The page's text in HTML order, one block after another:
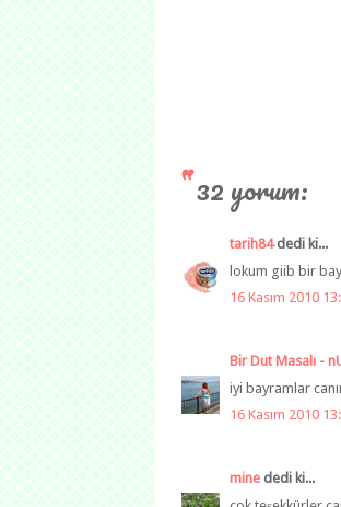
32 yorum:
tarih84dedi ki...
lokum giib bir
16 Kasım 2010
Bir Dut Masalı -
iyi bayramlar
16 Kasım 2010
mine dedi ki...